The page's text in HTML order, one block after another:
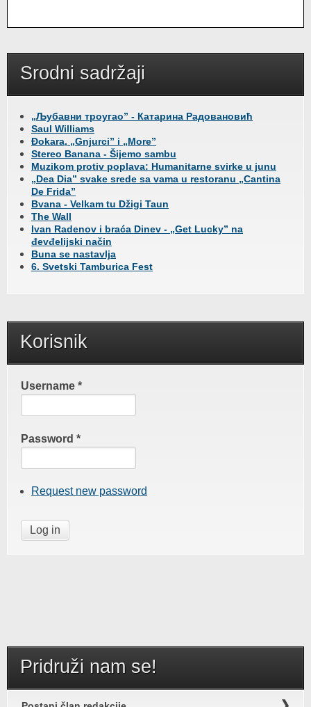
Srodni sadržaji
„Љубавни троугао” - Катарина Радовановић
Saul Williams
Đokara, „Gnjurci” i „More”
Stereo Banana - Šijemo sambu
Muzikom protiv poplava: Humanitarne svirke u junu
„Dea Dia” svake srede sa vama u restoranu „Cantina
De Frida”
Bvana - Velkam tu Džigi Taun
The Wall
Ivan Radenov i braća Dinev - „Get Lucky” na
đevđelijski način
Buna se nastavlja
6. Svetski Tamburica Fest
Korisnik
Username *
Password *
Request new password
Pridruži nam se!